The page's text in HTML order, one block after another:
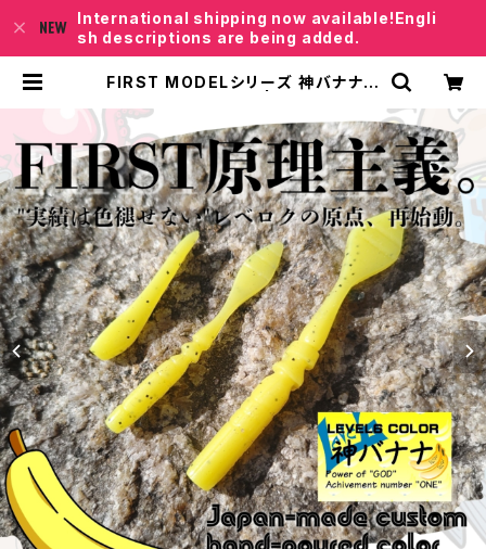
International shipping now available!Engli
sh descriptions are being added.
FIRST MODELシリーズ 神バナナカ